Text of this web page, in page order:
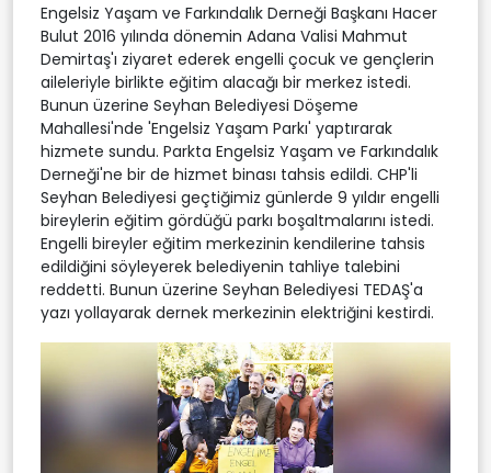
Engelsiz Yaşam ve Farkındalık Derneği Başkanı Hacer
Bulut 2016 yılında dönemin Adana Valisi Mahmut
Demirtaş'ı ziyaret ederek engelli çocuk ve gençlerin
aileleriyle birlikte eğitim alacağı bir merkez istedi.
Bunun üzerine Seyhan Belediyesi Döşeme
Mahallesi'nde 'Engelsiz Yaşam Parkı' yaptırarak
hizmete sundu. Parkta Engelsiz Yaşam ve Farkındalık
Derneği'ne bir de hizmet binası tahsis edildi. CHP'li
Seyhan Belediyesi geçtiğimiz günlerde 9 yıldır engelli
bireylerin eğitim gördüğü parkı boşaltmalarını istedi.
Engelli bireyler eğitim merkezinin kendilerine tahsis
edildiğini söyleyerek belediyenin tahliye talebini
reddetti. Bunun üzerine Seyhan Belediyesi TEDAŞ'a
yazı yollayarak dernek merkezinin elektriğini kestirdi.